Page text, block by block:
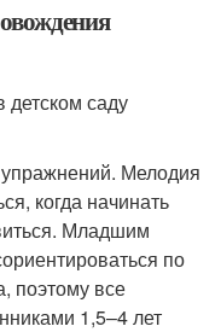
саду
Мелодия
когда начинать
Младшим
по
поэтому все
1,5–4 лет